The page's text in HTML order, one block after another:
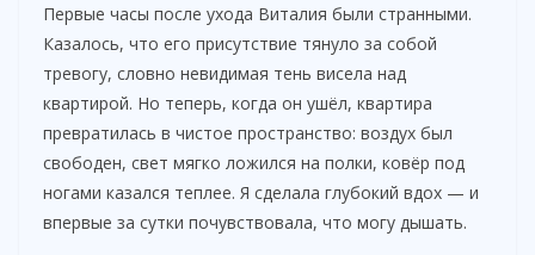
Первые часы после ухода Виталия были странными.
Казалось, что его присутствие тянуло за собой
тревогу, словно невидимая тень висела над
квартирой. Но теперь, когда он ушёл, квартира
превратилась в чистое пространство: воздух был
свободен, свет мягко ложился на полки, ковёр под
ногами казался теплее. Я сделала глубокий вдох — и
впервые за сутки почувствовала, что могу дышать.